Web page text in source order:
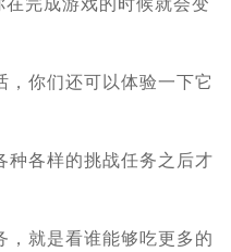
你们还可以体验一下它
种各样的挑战任务之后才
就是看谁能够吃更多的